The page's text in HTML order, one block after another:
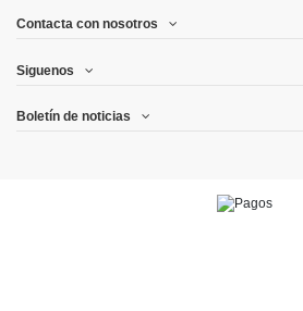
Contacta con nosotros
Siguenos
Boletín de noticias